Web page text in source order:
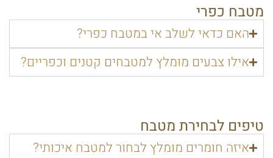
מטבח כפרי
האם כדאי לשלב אי במטבח כפרי?
אילו צבעים מומלץ למטבחים קטנים וכפריים?
טיפים לבחירת מטבח
איזה חומרים מומלץ לבחור למטבח איכותי?